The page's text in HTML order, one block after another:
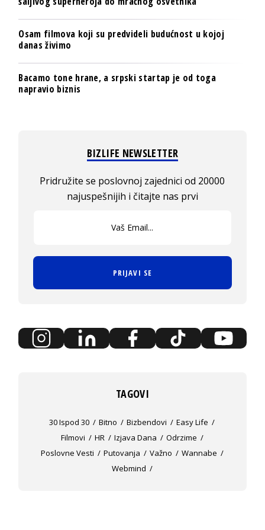
Osam filmova koji su predvideli budućnost u kojoj
danas živimo
Bacamo tone hrane, a srpski startap je od toga
napravio biznis
BIZLIFE NEWSLETTER
Pridružite se poslovnoj zajednici od 20000
najuspešnijih i čitajte nas prvi
PRIJAVI SE
TAGOVI
30 Ispod 30 Bitno Bizbendovi
Easy Life
Filmovi
HR Izjava Dana
Odrzime
Poslovne Vesti
Putovanja Važno
Wannabe
Webmind